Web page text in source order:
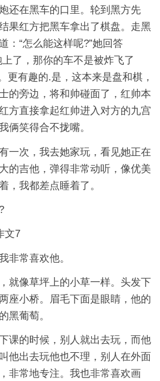
还在黑车的口里。轮到黑方先
果红方把黑车拿出了棋盘。走黑
：“怎么能这样呢?”她回答
了，那你的车不是被炸飞了
更有趣的.是，这本来是盘和棋，
的旁边，将和帅碰面了，红帅本
方直接拿起红帅进入对方的九宫
俩笑得合不拢嘴。
一次，我去她家玩，看见她正在
的吉他，弹得非常动听，像优美
，我都差点睡着了。
文7
非常喜欢他。
就像草坪上的小草一样。头发下
座小桥。眉毛下面是眼睛，他的
黑葡萄。
课的时候，别人就出去玩，而他
他出去玩他也不理，别人在外面
非常地专注。我也非常喜欢画